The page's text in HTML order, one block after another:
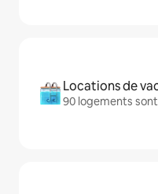
Locations de
90 logements